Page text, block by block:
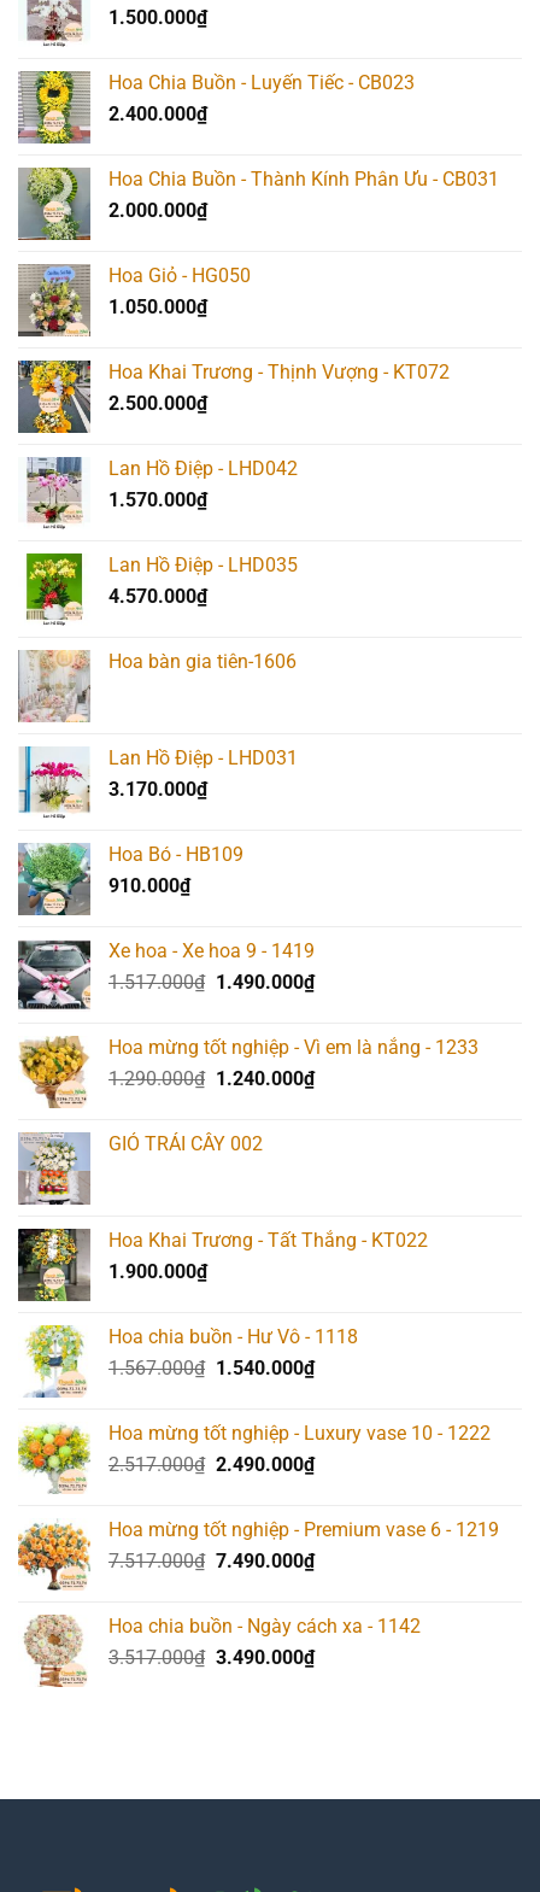
1.500.000₫
Hoa Chia Buồn - Luyến Tiếc - CB023
2.400.000₫
Hoa Chia Buồn - Thành Kính Phân Ưu - CB031
2.000.000₫
Hoa Giỏ - HG050
1.050.000₫
Hoa Khai Trương - Thịnh Vượng - KT072
2.500.000₫
Lan Hồ Điệp - LHD042
1.570.000₫
Lan Hồ Điệp - LHD035
4.570.000₫
Hoa bàn gia tiên-1606
Lan Hồ Điệp - LHD031
3.170.000₫
Hoa Bó - HB109
910.000₫
Xe hoa - Xe hoa 9 - 1419
1.517.000₫ Giá
1.517.000₫.
1.490.000₫Giá
là:
1.490.000₫.
Hoa mừng tốt nghiệp - Vì em là nắng - 1233
1.290.000₫ Giá
1.290.000₫.
1.240.000₫Giá
GIỎ TRÁI CÂY 002
Hoa Khai Trương - Tất Thắng - KT022
1.900.000₫
Hoa chia buồn - Hư Vô - 1118
1.567.000₫ Giá
1.567.000₫.
1.540.000₫Giá
là:
1.540.000₫.
Hoa mừng tốt nghiệp - Luxury vase 10 - 1222
2.517.000₫ Giá
2.517.000₫.
2.490.000₫Giá
là:
2.490.000₫.
Hoa mừng tốt nghiệp - Premium vase 6 - 1219
7.517.000₫ Giá
7.517.000₫.
7.490.000₫Giá
là:
7.490.000₫.
Hoa chia buồn - Ngày cách xa - 1142
3.517.000₫ Giá
3.490.000₫Giá